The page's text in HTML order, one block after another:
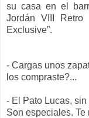
su casa en el
Jordán VIII Retro
Exclusive”.
- Cargas unos
los compraste?...
- El Pato Lucas,
Son especiales.